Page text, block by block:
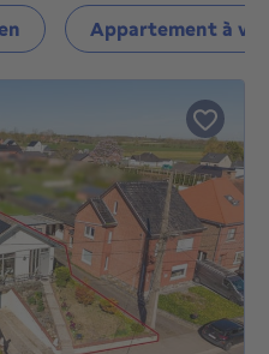
Appartement à